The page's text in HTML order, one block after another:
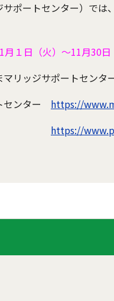
ポートセンター）では
月１日（火）～11月30日
リッジサポートセンタ
センター https://
https://